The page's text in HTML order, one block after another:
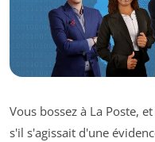
Vous bossez à La Poste,
s'il s'agissait d'une